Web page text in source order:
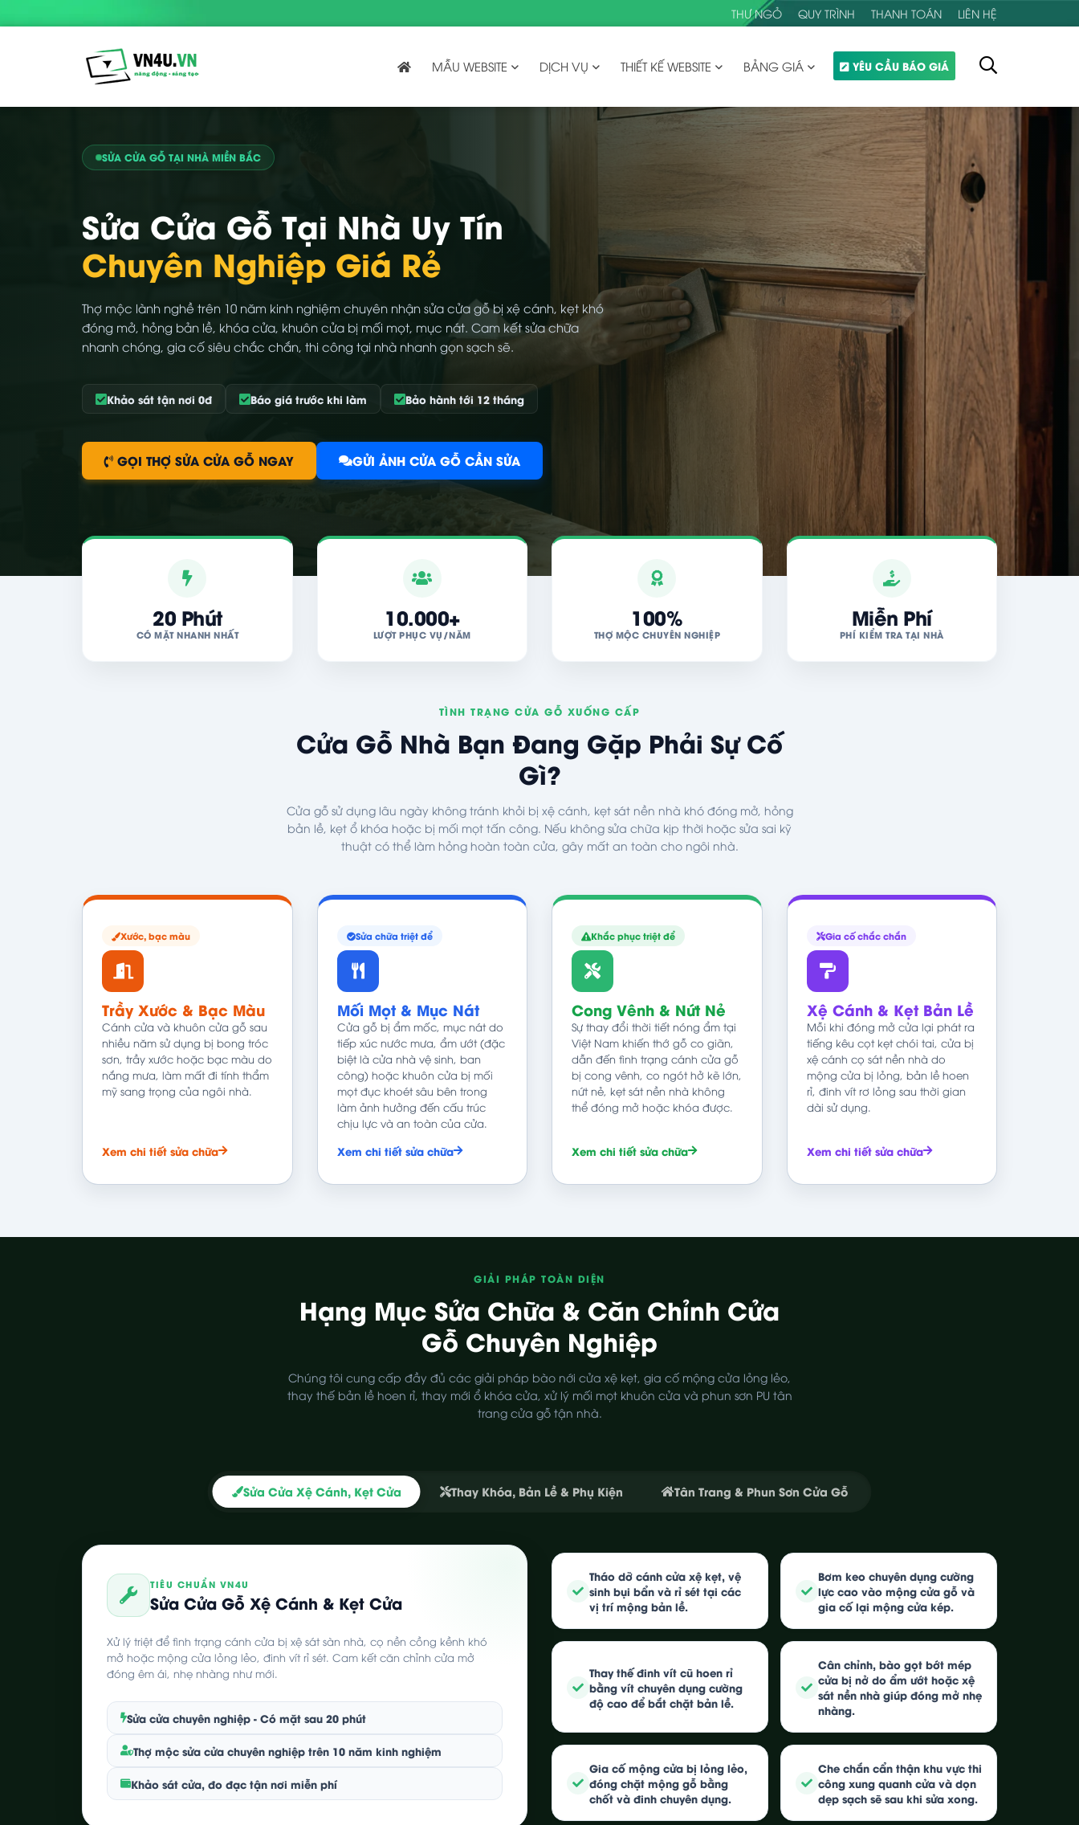
THƯ NGỎ QUY TRÌNH THANH TOÁN LIÊN HỆ
MẪU WEBSITE DỊCH VỤ THIẾT KẾ WEBSITE BẢNG GIÁ YÊU CẦU BÁO GIÁ
SỬA CỬA GỖ TẠI NHÀ MIỀN BẮC
Sửa Cửa Gỗ Tại Nhà Uy Tín
Chuyên Nghiệp Giá Rẻ
Thợ mộc lành nghề trên 10 năm kinh nghiệm chuyên nhận sửa cửa gỗ bị xệ cánh, kẹt khó
đóng mở, hỏng bản lề, khóa cửa, khuôn cửa bị mối mọt, mục nát. Cam kết sửa chữa
nhanh chóng, gia cố siêu chắc chắn, thi công tại nhà nhanh gọn sạch sẽ.
Khảo sát tận nơi 0đ Báo giá trước khi làm Bảo hành tới 12 tháng
GỌI THỢ SỬA CỬA GỖ NGAY GỬI ẢNH CỬA GỖ CẦN SỬA
20 Phút
CÓ MẶT NHANH NHẤT
10.000+
LƯỢT PHỤC VỤ/NĂM
100%
THỢ MỘC CHUYÊN NGHIỆP
Miễn Phí
PHÍ KIỂM TRA TẠI NHÀ
TÌNH TRẠNG CỬA GỖ XUỐNG CẤP
Cửa Gỗ Nhà Bạn Đang Gặp Phải Sự Cố
Gì?
Cửa gỗ sử dụng lâu ngày không tránh khỏi bị xệ cánh, kẹt sát nền nhà khó đóng mở, hỏng
bản lề, kẹt ổ khóa hoặc bị mối mọt tấn công. Nếu không sửa chữa kịp thời hoặc sửa sai kỹ
thuật có thể làm hỏng hoàn toàn cửa, gây mất an toàn cho ngôi nhà.
Xước, bạc màu
Trầy Xước & Bạc Màu
Cánh cửa và khuôn cửa gỗ sau
nhiều năm sử dụng bị bong tróc
sơn, trầy xước hoặc bạc màu do
nắng mưa, làm mất đi tính thẩm
mỹ sang trọng của ngôi nhà.
Xem chi tiết sửa chữa
Sửa chữa triệt để
Mối Mọt & Mục Nát
Cửa gỗ bị ẩm mốc, mục nát do
tiếp xúc nước mưa, ẩm ướt (đặc
biệt là cửa nhà vệ sinh, ban
công) hoặc khuôn cửa bị mối
mọt đục khoét sâu bên trong
làm ảnh hưởng đến cấu trúc
chịu lực và an toàn của cửa.
Xem chi tiết sửa chữa
Khắc phục triệt để
Cong Vênh & Nứt Nẻ
Sự thay đổi thời tiết nóng ẩm tại
Việt Nam khiến thớ gỗ co giãn,
dẫn đến tình trạng cánh cửa gỗ
bị cong vênh, co ngót hở kẽ lớn,
nứt nẻ, kẹt sát nền nhà không
thể đóng mở hoặc khóa được.
Xem chi tiết sửa chữa
Gia cố chắc chắn
Xệ Cánh & Kẹt Bản Lề
Mỗi khi đóng mở cửa lại phát ra
tiếng kêu cọt kẹt chói tai, cửa bị
xệ cánh cọ sát nền nhà do
mộng cửa bị lỏng, bản lề hoen
rỉ, đinh vít rơ lỏng sau thời gian
dài sử dụng.
Xem chi tiết sửa chữa
GIẢI PHÁP TOÀN DIỆN
Hạng Mục Sửa Chữa & Căn Chỉnh Cửa
Gỗ Chuyên Nghiệp
Chúng tôi cung cấp đầy đủ các giải pháp bào nới cửa xệ kẹt, gia cố mộng cửa lỏng lẻo,
thay thế bản lề hoen rỉ, thay mới ổ khóa cửa, xử lý mối mọt khuôn cửa và phun sơn PU tân
trang cửa gỗ tận nhà.
Sửa Cửa Xệ Cánh, Kẹt Cửa Thay Khóa, Bản Lề & Phụ Kiện Tân Trang & Phun Sơn Cửa Gỗ
TIÊU CHUẨN VN4U
Sửa Cửa Gỗ Xệ Cánh & Kẹt Cửa
Xử lý triệt để tình trạng cánh cửa bị xệ sát sàn nhà, cọ nền cồng kềnh khó
mở hoặc mộng cửa lỏng lẻo, đinh vít rỉ sét. Cam kết căn chỉnh cửa mở
đóng êm ái, nhẹ nhàng như mới.
Sửa cửa chuyên nghiệp - Có mặt sau 20 phút
Thợ mộc sửa cửa chuyên nghiệp trên 10 năm kinh nghiệm
Khảo sát cửa, đo đạc tận nơi miễn phí
Tháo dỡ cánh cửa xệ kẹt, vệ
sinh bụi bẩn và rỉ sét tại các
vị trí mộng bản lề.
Bơm keo chuyên dụng cường
lực cao vào mộng cửa gỗ và
gia cố lại mộng cửa kép.
Thay thế đinh vít cũ hoen rỉ
bằng vít chuyên dụng cường
độ cao để bắt chặt bản lề.
Cân chỉnh, bào gọt bớt mép
cửa bị nở do ẩm ướt hoặc xệ
sát nền nhà giúp đóng mở nhẹ
nhàng.
Gia cố mộng cửa bị lỏng lẻo,
đóng chặt mộng gỗ bằng
chốt và đinh chuyên dụng.
Che chắn cẩn thận khu vực thi
công xung quanh cửa và dọn
dẹp sạch sẽ sau khi sửa xong.